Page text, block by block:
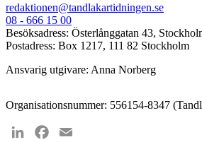
redaktionen@tandlakartidningen.se
08 - 666 15 00
Besöksadress: Österlånggatan 43,
Postadress: Box 1217, 111 82 Stockholm
Ansvarig utgivare: Anna Norberg
Organisationsnummer: 556154-8347
LinkedInFacebook